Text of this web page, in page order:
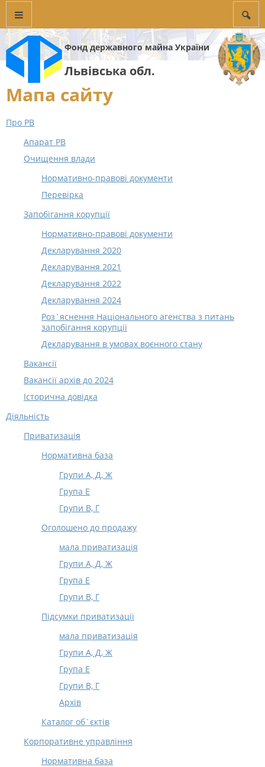
Фонд державного майна України
Львівська обл.
Мапа сайту
Про РВ
Апарат РВ
Очищення влади
Нормативно-правові документи
Перевірка
Запобігання корупції
Нормативно-правові документи
Декларування 2020
Декларування 2021
Декларування 2022
Декларування 2024
Роз`яснення Національного агенства з питань
запобігання корупції
Декларування в умовах воєнного стану
Вакансії
Вакансії архів до 2024
Історична довідка
Діяльність
Приватизація
Нормативна база
Групи А, Д, Ж
Група Е
Групи В, Г
Оголошено до продажу
мала приватизація
Групи А, Д, Ж
Група Е
Групи В, Г
Підсумки приватизації
мала приватизація
Групи А, Д, Ж
Група Е
Групи В, Г
Архів
Каталог об`єктів
Корпоративне управління
Нормативна база